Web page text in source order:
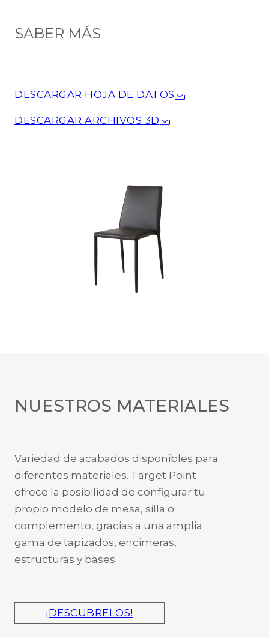
SABER MÁS
DESCARGAR HOJA DE DATOS
DESCARGAR ARCHIVOS 3D
NUESTROS MATERIALES
Variedad de acabados disponibles para
diferentes materiales. Target Point
ofrece la posibilidad de configurar tu
propio modelo de mesa, silla o
complemento, gracias a una amplia
gama de tapizados, encimeras,
estructuras y bases.
¡DESCUBRELOS!